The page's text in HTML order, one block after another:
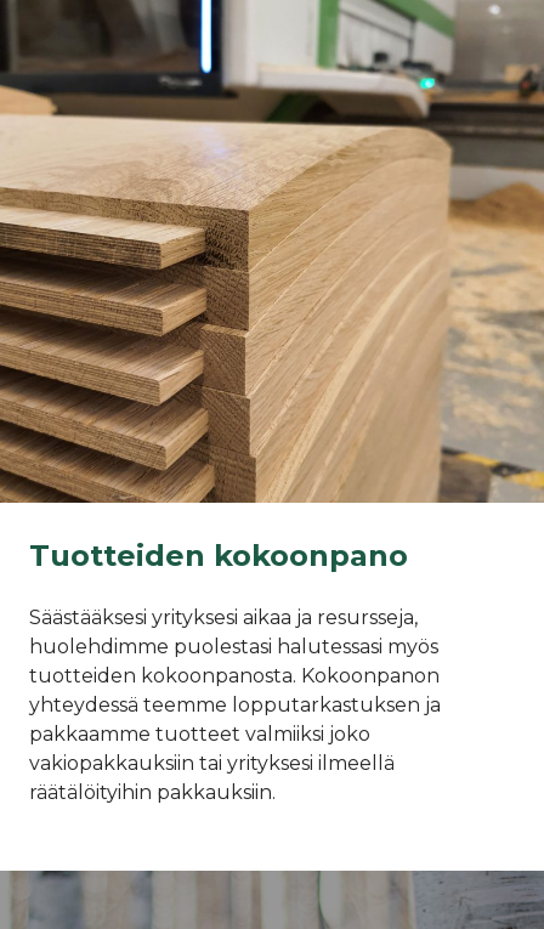
Tuotteiden kokoonpano
Säästääksesi yrityksesi aikaa ja resursseja,
huolehdimme puolestasi halutessasi myös
tuotteiden kokoonpanosta. Kokoonpanon
yhteydessä teemme lopputarkastuksen ja
pakkaamme tuotteet valmiiksi joko
vakiopakkauksiin tai yrityksesi ilmeellä
räätälöityihin pakkauksiin.